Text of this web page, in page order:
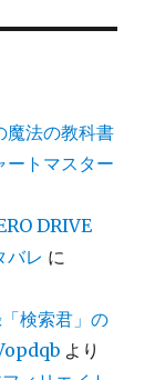
魔法の教科書
ートマスター
DRIVE
バレ に
検索君」の
より